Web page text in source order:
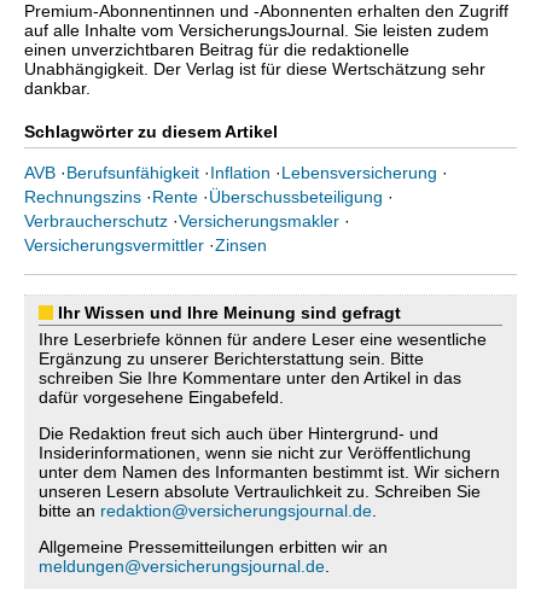
Premium-Abonnentinnen und -Abonnenten erhalten den Zugriff
auf alle Inhalte vom VersicherungsJournal. Sie leisten zudem
einen unverzichtbaren Beitrag für die redaktionelle
Unabhängigkeit. Der Verlag ist für diese Wertschätzung sehr
dankbar.
Schlagwörter zu diesem Artikel
AVB ·Berufsunfähigkeit ·Inflation ·Lebensversicherung ·
Rechnungszins ·Rente ·Überschussbeteiligung ·
Verbraucherschutz ·Versicherungsmakler ·
Versicherungsvermittler ·Zinsen
Ihr Wissen und Ihre Meinung sind gefragt
Ihre Leserbriefe können für andere Leser eine wesentliche
Ergänzung zu unserer Berichterstattung sein. Bitte
schreiben Sie Ihre Kommentare unter den Artikel in das
dafür vorgesehene Eingabefeld.
Die Redaktion freut sich auch über Hintergrund- und
Insiderinformationen, wenn sie nicht zur Veröffentlichung
unter dem Namen des Informanten bestimmt ist. Wir sichern
unseren Lesern absolute Vertraulichkeit zu. Schreiben Sie
bitte an redaktion@versicherungsjournal.de
Allgemeine Pressemitteilungen erbitten wir an
meldungen@versicherungsjournal.de